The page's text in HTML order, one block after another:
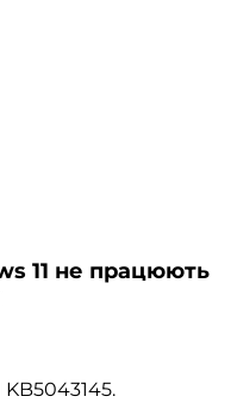
11 не працюють